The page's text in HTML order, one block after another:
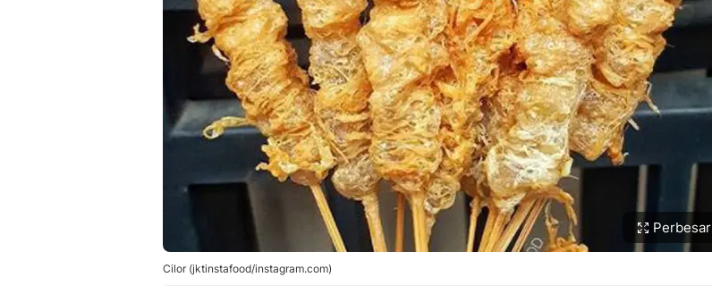
Perbesar
Cilor (jktinstafood/instagram.com)